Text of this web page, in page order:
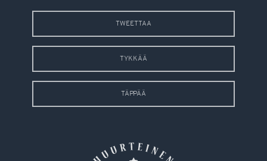
TWEETTAA
TYKKÄÄ
TÄPPÄÄ